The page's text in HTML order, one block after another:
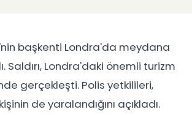
başkenti Londra'da meydana
Saldırı, Londra'daki önemli turizm
gerçekleşti. Polis yetkilileri,
de yaralandığını açıkladı.